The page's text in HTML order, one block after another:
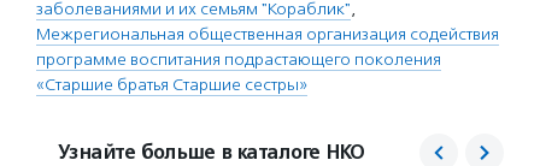
заболеваниями и их семьям "Кораблик",
Межрегиональная общественная организация содействия
программе воспитания подрастающего поколения
«Старшие братья Старшие сестры»
Узнайте больше в каталоге НКО